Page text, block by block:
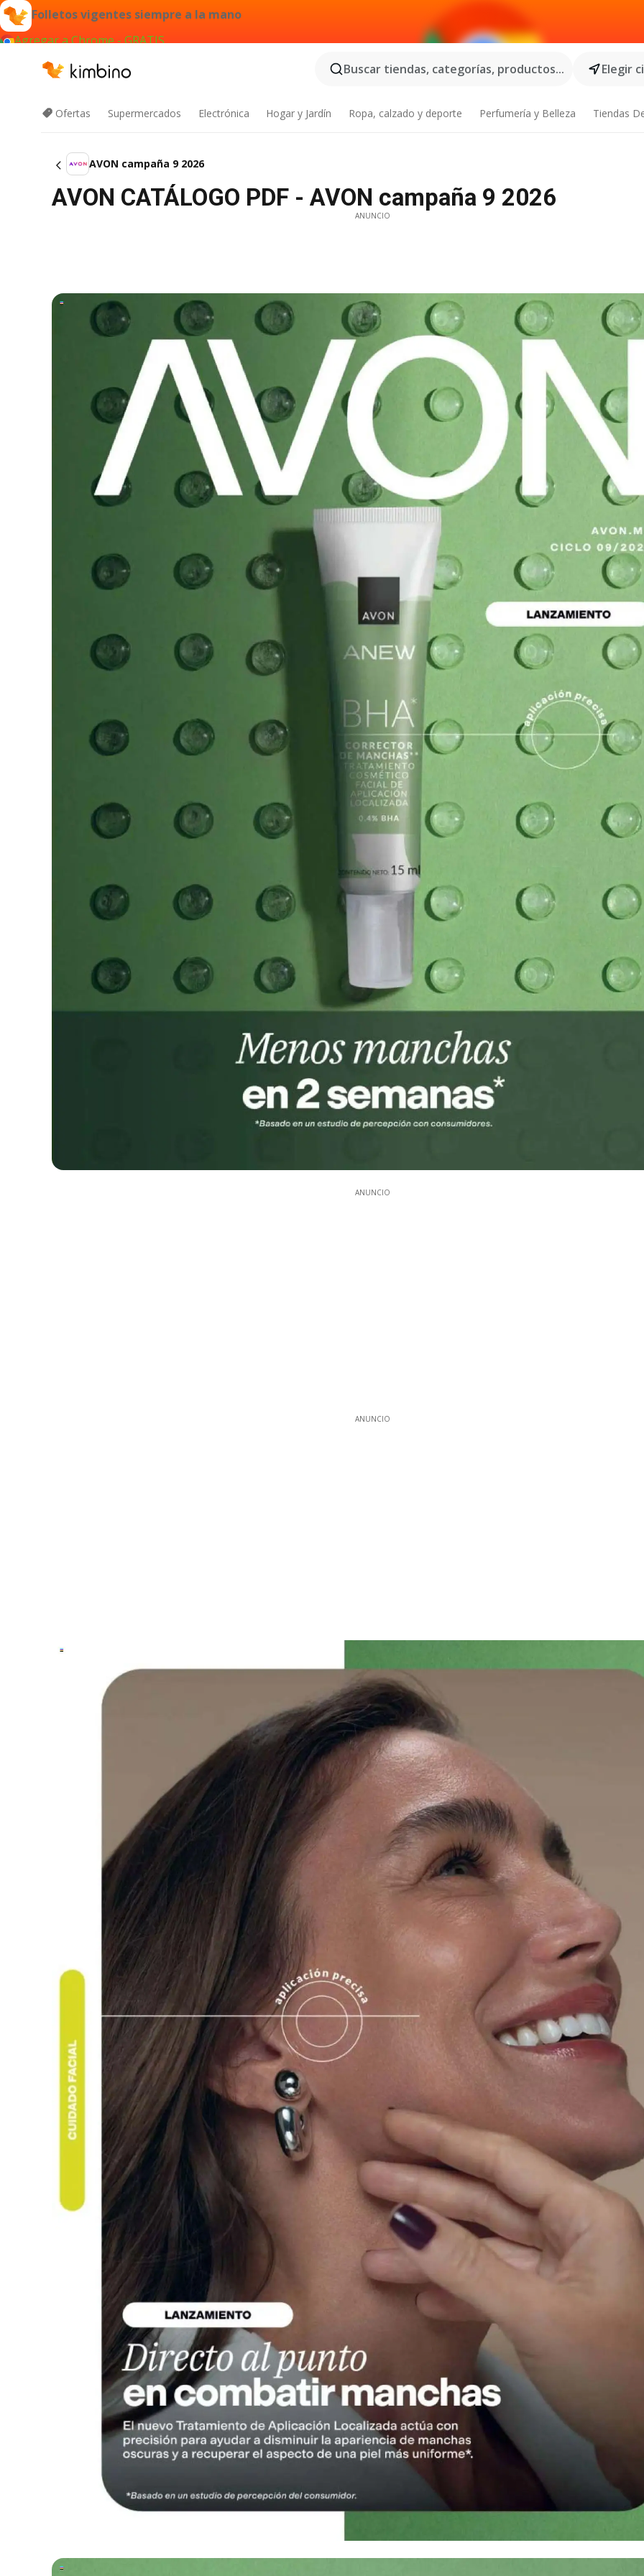
Folletos vigentes siempre a la mano
Agregar a Chrome - GRATIS
Buscar tiendas, categorías, productos...
Elegir
Ofertas Supermercados Electrónica Hogar y Jardín Ropa, calzado y deporte Perfumería y Belleza Tiendas
AVON campaña 9 2026
AVON CATÁLOGO PDF - AVON campaña 9 2026
ANUNCIO
ANUNCIO
ANUNCIO